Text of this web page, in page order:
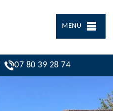
MENU
07 80 39 28 74